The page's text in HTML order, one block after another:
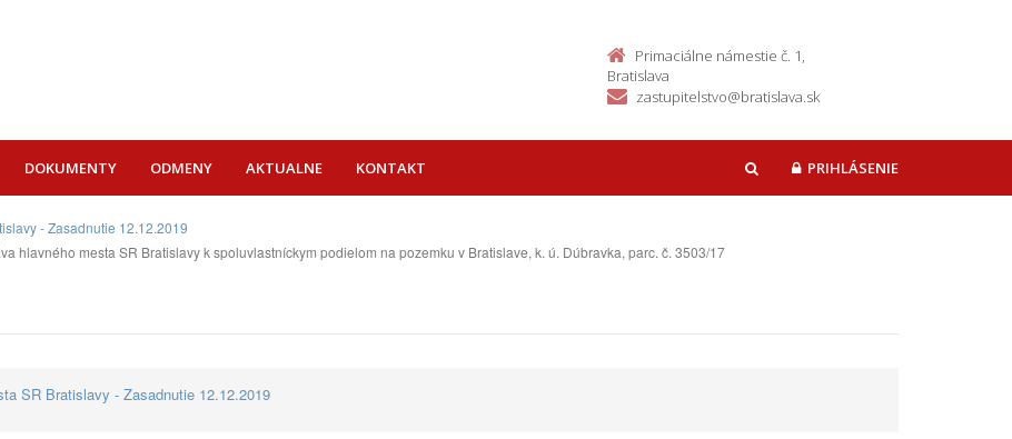
Primaciálne námestie č. 1,
Bratislava
zastupitelstvo@bratislava.sk
DOKUMENTY ODMENY AKTUALNE KONTAKT HĽADAŤPRIHLÁSENIE
- Zasadnutie 12.12.2019
hlavného mesta SR Bratislavy k spoluvlastníckym podielom na pozemku v Bratislave, k. ú. Dúbravka, parc. č. 3503/17
SR Bratislavy - Zasadnutie 12.12.2019